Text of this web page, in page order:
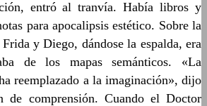
entró al tranvía. Había libros y
para apocalipsis estético. Sobre la
y Diego, dándose la espalda, era
de los mapas semánticos. «La
reemplazado a la imaginación», dijo
de comprensión. Cuando el Doctor